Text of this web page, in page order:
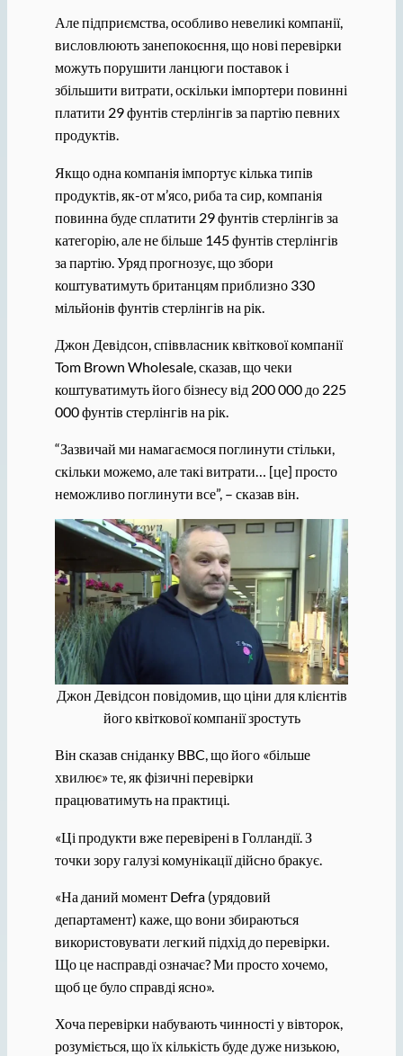
Але підприємства, особливо невеликі компанії,
висловлюють занепокоєння, що нові перевірки
можуть порушити ланцюги поставок і
збільшити витрати, оскільки імпортери повинні
платити 29 фунтів стерлінгів за партію певних
продуктів.
Якщо одна компанія імпортує кілька типів
продуктів, як-от м’ясо, риба та сир, компанія
повинна буде сплатити 29 фунтів стерлінгів за
категорію, але не більше 145 фунтів стерлінгів
за партію. Уряд прогнозує, що збори
коштуватимуть британцям приблизно 330
мільйонів фунтів стерлінгів на рік.
Джон Девідсон, співвласник квіткової компанії
Tom Brown Wholesale, сказав, що чеки
коштуватимуть його бізнесу від 200 000 до 225
000 фунтів стерлінгів на рік.
“Зазвичай ми намагаємося поглинути стільки,
скільки можемо, але такі витрати… [це] просто
неможливо поглинути все”, – сказав він.
Джон Девідсон повідомив, що ціни для клієнтів
його квіткової компанії зростуть
Він сказав сніданку BBC, що його «більше
хвилює» те, як фізичні перевірки
працюватимуть на практиці.
«Ці продукти вже перевірені в Голландії. З
точки зору галузі комунікації дійсно бракує.
«На даний момент Defra (урядовий
департамент) каже, що вони збираються
використовувати легкий підхід до перевірки.
Що це насправді означає? Ми просто хочемо,
щоб це було справді ясно».
Хоча перевірки набувають чинності у вівторок,
розуміється, що їх кількість буде дуже низькою,